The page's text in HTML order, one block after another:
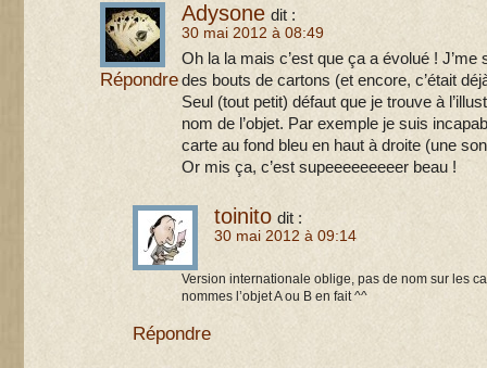
Adysone dit :
30 mai 2012 à 08:49
Oh la la mais c’est que ça a évolué !
des bouts de cartons (et encore, c’était
Seul (tout petit) défaut que je trouve à
nom de l’objet. Par exemple je suis
carte au fond bleu en haut à droite (une
Or mis ça, c’est supeeeeeeeeer beau !
Répondre
toinito dit :
30 mai 2012 à 09:14
Version internationale oblige, pas de nom sur les
nommes l’objet A ou B en fait ^^
Répondre